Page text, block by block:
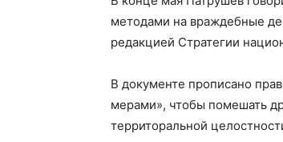
методами на враждебные
редакцией Стратегии
В документе прописано
мерами», чтобы помешать
территоральной